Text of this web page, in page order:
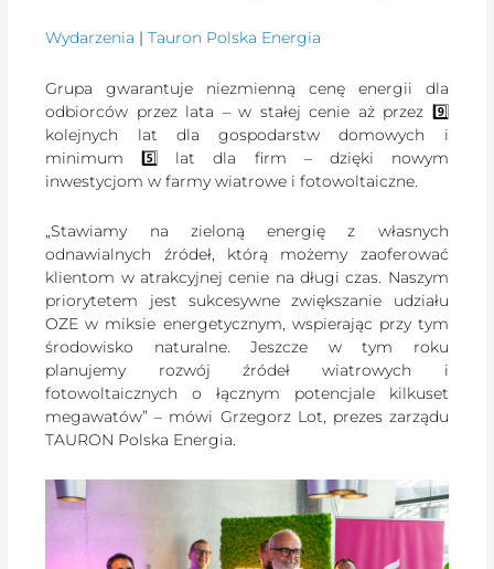
Wydarzenia |Tauron Polska Energia
Grupa gwarantuje niezmienną cenę energii dla
odbiorców przez lata – w stałej cenie aż przez 9️⃣
kolejnych lat dla gospodarstw domowych i
minimum 5️⃣ lat dla firm – dzięki nowym
inwestycjom w farmy wiatrowe i fotowoltaiczne.
„Stawiamy na zieloną energię z własnych
odnawialnych źródeł, którą możemy zaoferować
klientom w atrakcyjnej cenie na długi czas. Naszym
priorytetem jest sukcesywne zwiększanie udziału
OZE w miksie energetycznym, wspierając przy tym
środowisko naturalne. Jeszcze w tym roku
planujemy rozwój źródeł wiatrowych i
fotowoltaicznych o łącznym potencjale kilkuset
megawatów” – mówi Grzegorz Lot, prezes zarządu
TAURON Polska Energia.